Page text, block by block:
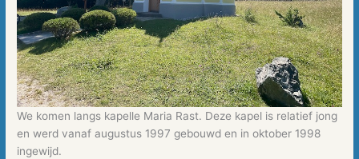
We komen langs kapelle Maria Rast. Deze kapel is relatief jong
en werd vanaf augustus 1997 gebouwd en in oktober 1998
ingewijd.